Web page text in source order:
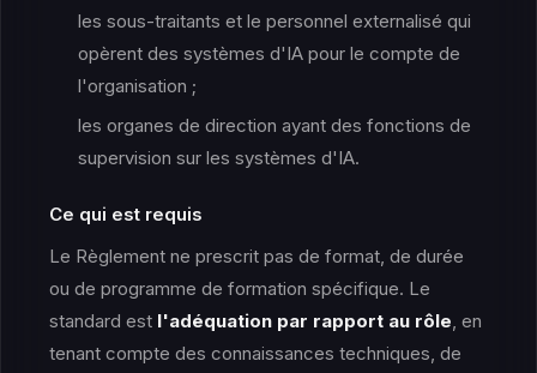
les sous-traitants et le personnel externalisé qui
opèrent des systèmes d'IA pour le compte de
l'organisation ;
les organes de direction ayant des fonctions de
supervision sur les systèmes d'IA.
Ce qui est requis
Le Règlement ne prescrit pas de format, de durée
ou de programme de formation spécifique. Le
standard est l'adéquation par rapport au rôle, en
tenant compte des connaissances techniques, de